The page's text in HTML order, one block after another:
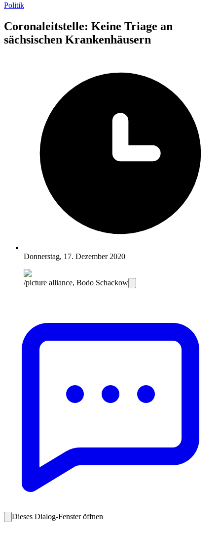
Politik
Coronaleitstelle: Keine Triage an
sächsischen Krankenhäusern
Donnerstag, 17. Dezember 2020
/picture alliance, Bodo Schackow
Dieses Dialog-Fenster öffnen